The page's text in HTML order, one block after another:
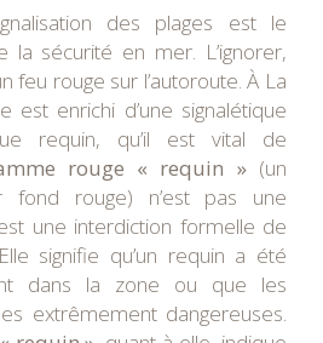
des plages est le
la sécurité en mer. L’ignorer,
feu rouge sur l’autoroute. À La
est enrichi d’une signalétique
requin, qu’il est vital de
rouge « requin »(un
fond rouge) n’est pas une
une interdiction formelle de
signifie qu’un requin a été
dans la zone ou que les
extrêmement dangereuses.